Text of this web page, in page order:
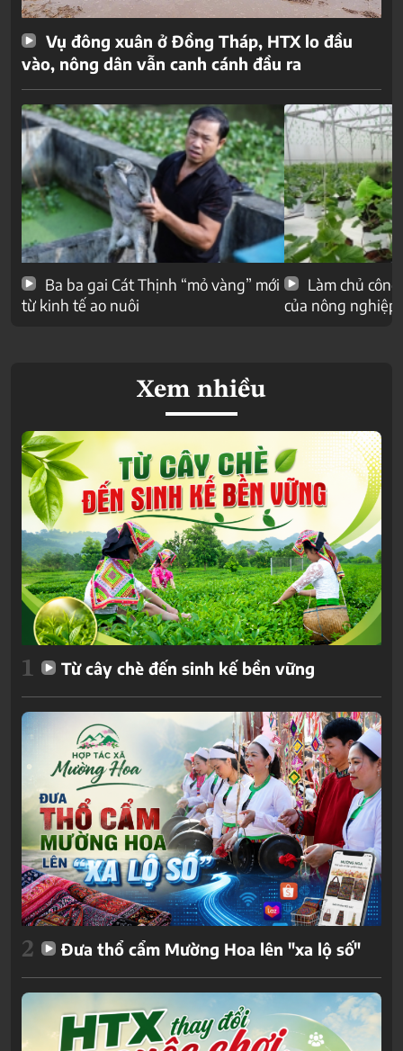
Vụ đông xuân ở Đồng Tháp, HTX lo đầu
vào, nông dân vẫn canh cánh đầu ra
Ba ba gai Cát Thịnh “mỏ vàng” mới
từ kinh tế ao nuôi
Làm chủ
của nông nghiệp
Xem nhiều
1 Từ cây chè đến sinh kế bền vững
2 Đưa thổ cẩm Mường Hoa lên "xa lộ số"